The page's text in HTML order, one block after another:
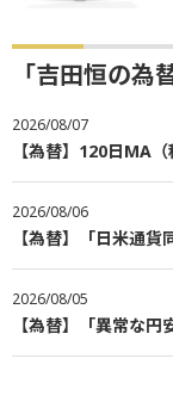
「吉田恒の
2026/08/07
【為替】120日MA
2026/08/06
【為替】「日米通
2026/08/05
【為替】「異常な円